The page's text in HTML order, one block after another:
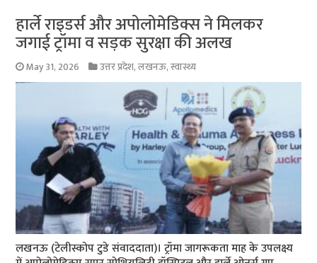
हार्ले राइडर्स और अपोलोमेडिक्स ने मिलकर
जगाई ट्रॉमा व सड़क सुरक्षा की अलख
May 31, 2026 उत्तर प्रदेश,लखनऊ,स्वास्थ्य
लखनऊ (टेलीस्कोप टुडे संवाददाता)। ट्रॉमा जागरूकता माह के उपलक्ष्य